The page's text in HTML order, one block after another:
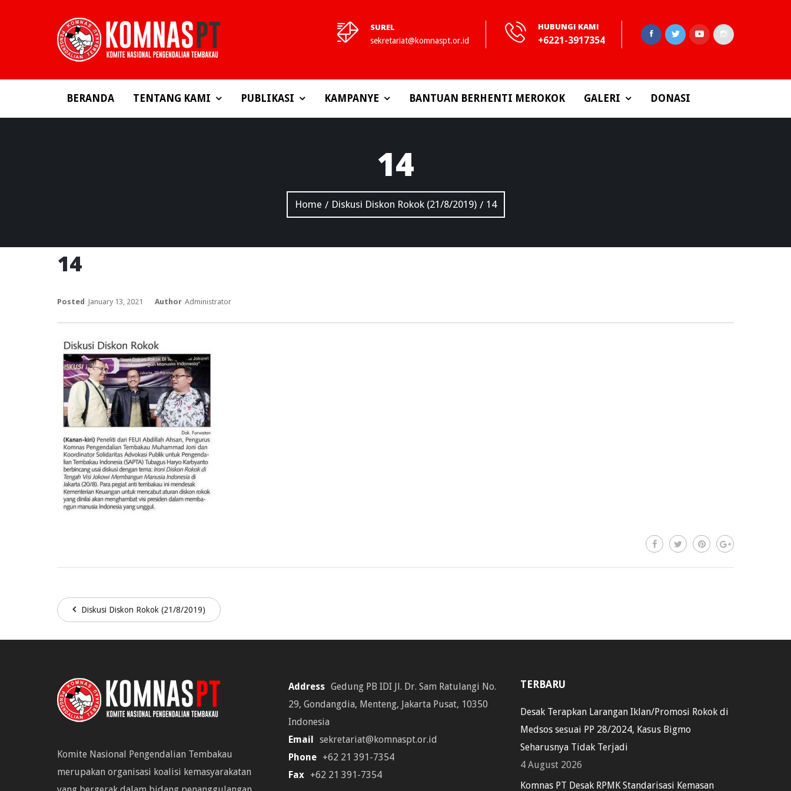
SUREL
sekretariat@komnaspt.or.id
HUBUNGI KAMI
+6221-3917354
BERANDA TENTANG KAMI PUBLIKASI KAMPANYE BANTUAN BERHENTI MEROKOK GALERI DONASI
14
Home / Diskusi Diskon Rokok (21/8/2019) / 14
14
Posted January 13, 2021 Author Administrator
Diskusi Diskon Rokok (21/8/2019)
Komite Nasional Pengendalian Tembakau
merupakan organisasi koalisi kemasyarakatan
Address Gedung PB IDI Jl. Dr. Sam Ratulangi No.
29, Gondangdia, Menteng, Jakarta Pusat, 10350
Indonesia
Email
sekretariat@komnaspt.or.id
Phone +62 21 391-7354
Fax +62 21 391-7354
TERBARU
Desak Terapkan Larangan Iklan/Promosi Rokok di
Medsos sesuai PP 28/2024, Kasus Bigmo
Seharusnya Tidak Terjadi
4 August 2026
Komnas PT Desak RPMK Standarisasi Kemasan